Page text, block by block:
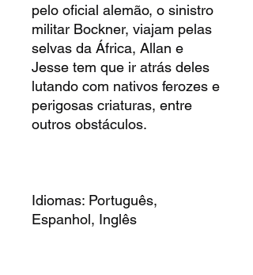
pelo oficial alemão, o sinistro
militar Bockner, viajam pelas
selvas da África, Allan e
Jesse tem que ir atrás deles
lutando com nativos ferozes e
perigosas criaturas, entre
outros obstáculos.
Idiomas: Português,
Espanhol, Inglês